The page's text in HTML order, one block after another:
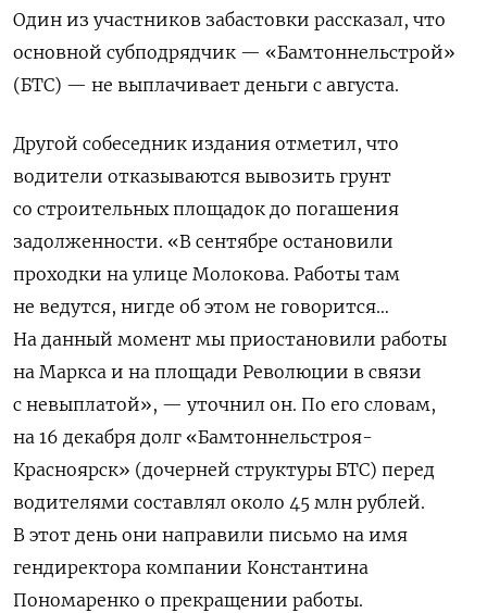
Один из участников забастовки рассказал, что
основной субподрядчик — «Бамтоннельстрой»
(БТС) — не выплачивает деньги с августа.
Другой собеседник издания отметил, что
водители отказываются вывозить грунт
со строительных площадок до погашения
задолженности. «В сентябре остановили
проходки на улице Молокова. Работы там
не ведутся, нигде об этом не говорится…
На данный момент мы приостановили работы
на Маркса и на площади Революции в связи
с невыплатой», — уточнил он. По его словам,
на 16 декабря долг «Бамтоннельстроя-
Красноярск» (дочерней структуры БТС) перед
водителями составлял около 45 млн рублей.
В этот день они направили письмо на имя
гендиректора компании Константина
Пономаренко о прекращении работы.